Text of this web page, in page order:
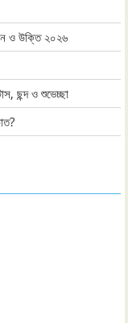
ও উক্তি ২০২৬
ছন্দ ও শুভেচ্ছা